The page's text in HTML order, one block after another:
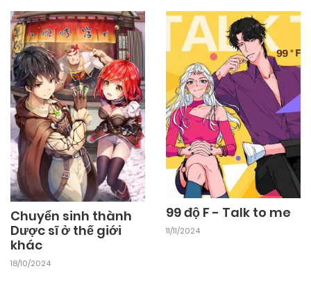
Chapter 26 03/11/2024
Chapter 25 03/11/2024
Chapter 24 03/11/2024
Chapter 23 03/11/2024
Chapter 22 03/11/2024
Chuyển sinh thành
Dược sĩ ở thế giới
khác
18/10/2024
99 độ F - Talk to me
11/11/2024